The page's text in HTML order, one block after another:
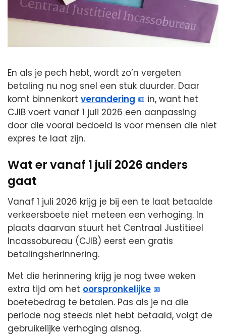
En als je pech hebt, wordt zo’n vergeten
betaling nu nog snel een stuk duurder. Daar
komt binnenkort verandering
in, want het
CJIB voert vanaf 1 juli 2026 een aanpassing
door die vooral bedoeld is voor mensen die niet
expres te laat zijn.
Wat er vanaf 1 juli 2026 anders
gaat
Vanaf 1 juli 2026 krijg je bij een te laat betaalde
verkeersboete niet meteen een verhoging. In
plaats daarvan stuurt het Centraal Justitieel
Incassobureau (CJIB) eerst een gratis
betalingsherinnering.
Met die herinnering krijg je nog twee weken
extra tijd om het oorspronkelijke
boetebedrag te betalen. Pas als je na die
periode nog steeds niet hebt betaald, volgt de
gebruikelijke verhoging alsnog.